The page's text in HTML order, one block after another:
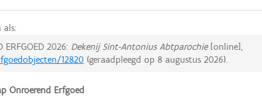
als:
ERFGOED 2026: Dekenij Sint-Antonius Abtparochie[online],
12820 (geraadpleegd op8 augustus 2026).
Onroerend Erfgoed